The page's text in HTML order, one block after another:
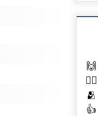
🙌
🙋‍♀️
🫂
👍